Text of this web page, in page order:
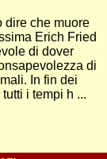
dire che muore
Erich Fried
di dover
di
In fin dei
i tempi h ...